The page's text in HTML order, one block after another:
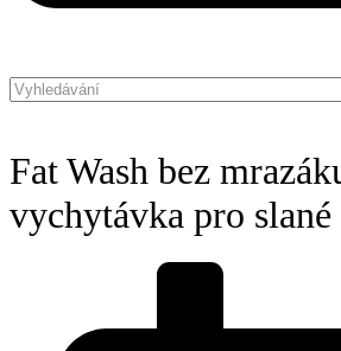
Fat Wash bez
vychytávka pro